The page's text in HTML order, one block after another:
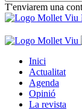
T'enviarem una
Inici
Actualitat
Agenda
Opinió
La revista